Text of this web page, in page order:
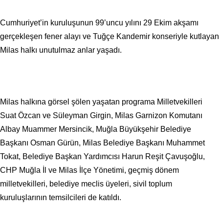
Cumhuriyet’in kuruluşunun 99’uncu yılını 29 Ekim akşamı
gerçekleşen fener alayı ve Tuğçe Kandemir konseriyle kutlayan
Milas halkı unutulmaz anlar yaşadı.
Milas halkına görsel şölen yaşatan programa Milletvekilleri
Suat Özcan ve Süleyman Girgin, Milas Garnizon Komutanı
Albay Muammer Mersincik, Muğla Büyükşehir Belediye
Başkanı Osman Gürün, Milas Belediye Başkanı Muhammet
Tokat, Belediye Başkan Yardımcısı Harun Reşit Çavuşoğlu,
CHP Muğla İl ve Milas İlçe Yönetimi, geçmiş dönem
milletvekilleri, belediye meclis üyeleri, sivil toplum
kuruluşlarının temsilcileri de katıldı.